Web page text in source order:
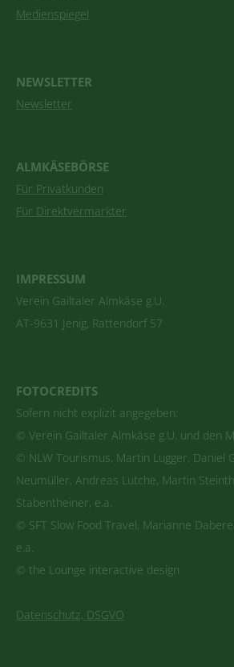
Medienspiegel
NEWSLETTER
Newsletter
ALMKÄSEBÖRSE
Für Privatkunden
Für Direktvermarkter
IMPRESSUM
Verein Gailtaler Almkäse g.U.
AT-9631 Jenig, Rattendorf 57
FOTOCREDITS
Sofern nicht explizit angegeben:
© Verein Gailtaler Almkäse g.U. und den
© NLW Tourismus, Martin Lugger, Daniel
Neumüller, Andreas Lutche, Martin
Stabentheiner, e.a.
© SFT Slow Food Travel, Marianne
e.a.
© the Lounge interactive design
Datenschutz, DSGVO